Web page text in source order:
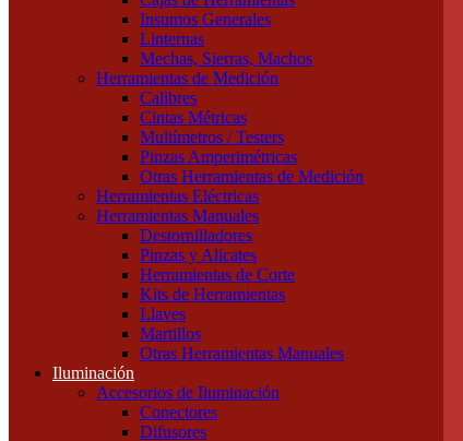
Insumos Generales
Linternas
Mechas, Sierras, Machos
Herramientas de Medición
Calibres
Cintas Métricas
Multímetros / Testers
Pinzas Amperimétricas
Otras Herramientas de Medición
Herramientas Eléctricas
Herramientas Manuales
Destornilladores
Pinzas y Alicates
Herramientas de Corte
Kits de Herramientas
Llaves
Martillos
Otras Herramientas Manuales
Iluminación
Accesorios de Iluminación
Conectores
Difusores
Accesorios para Cables
Abrazaderas
Fichas y prolongadores
Terminales
Cables Especiales
Cables de Instrumentación
Cables para Alta Temperatura
Cables Blindados
Cables Subterráneos
Cables TPR Tipo Taller
Cables Unipolares
Cables Multipolares
Herramientas
Accesorios e Insumos
Cajas de Herramientas
Mechas, Sierras, Machos
Herramientas de Medición
Calibres